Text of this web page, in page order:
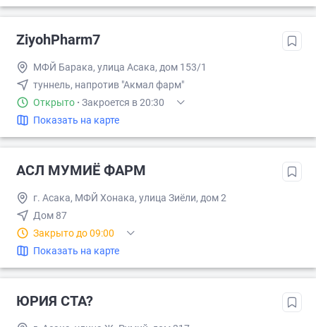
ZiyohPharm7
МФЙ Барака, улица Асака, дом 153/1
туннель, напротив "Акмал фарм"
Открыто · Закроется в 20:30
Показать на карте
АСЛ МУМИЁ ФАРМ
г. Асака, МФЙ Хонака, улица Зиёли, дом 2
Дом 87
Закрыто до 09:00
Показать на карте
ЮРИЯ СТА?